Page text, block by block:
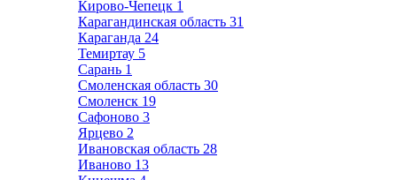
Кирово-Чепецк 1
Карагандинская область 31
Караганда 24
Темиртау 5
Сарань 1
Смоленская область 30
Смоленск 19
Сафоново 3
Ярцево 2
Ивановская область 28
Иваново 13